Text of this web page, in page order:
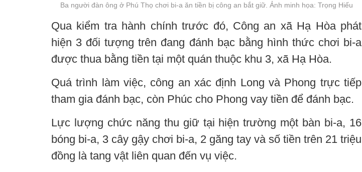
Ba người đàn ông ở Phú Thọ chơi bi-a ăn tiền bị công an bắt giữ. Ảnh minh họa: Trọng Hiếu
Qua kiểm tra hành chính trước đó, Công an xã Hạ Hòa phát
hiện 3 đối tượng trên đang đánh bạc bằng hình thức chơi bi-a
được thua bằng tiền tại một quán thuộc khu 3, xã Hạ Hòa.
Quá trình làm việc, công an xác định Long và Phong trực tiếp
tham gia đánh bạc, còn Phúc cho Phong vay tiền để đánh bạc.
Lực lượng chức năng thu giữ tại hiện trường một bàn bi-a, 16
bóng bi-a, 3 cây gậy chơi bi-a, 2 găng tay và số tiền trên 21 triệu
đồng là tang vật liên quan đến vụ việc.